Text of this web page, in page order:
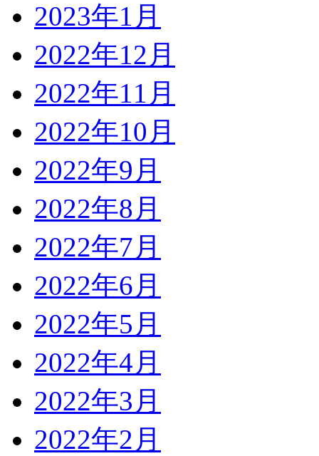
2023年1月
2022年12月
2022年11月
2022年10月
2022年9月
2022年8月
2022年7月
2022年6月
2022年5月
2022年4月
2022年3月
2022年2月